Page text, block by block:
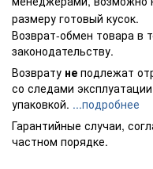
размеру готовый кусок.
Возврат-обмен товара в
законодательству.
Возврату не подлежат
со следами
упаковкой. ...подробнее
Гарантийные случаи,
частном порядке.